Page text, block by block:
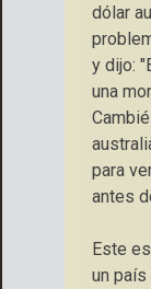
dólar
y dijo:
una
para
antes
Este
un país